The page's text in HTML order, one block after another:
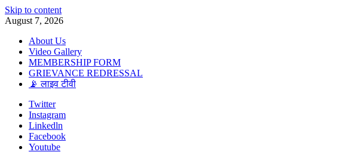
Skip to content
August 7, 2026
About Us
Video Gallery
MEMBERSHIP FORM
GRIEVANCE REDRESSAL
📡 लाइव टीवी
Twitter
Instagram
Linkedln
Facebook
Youtube